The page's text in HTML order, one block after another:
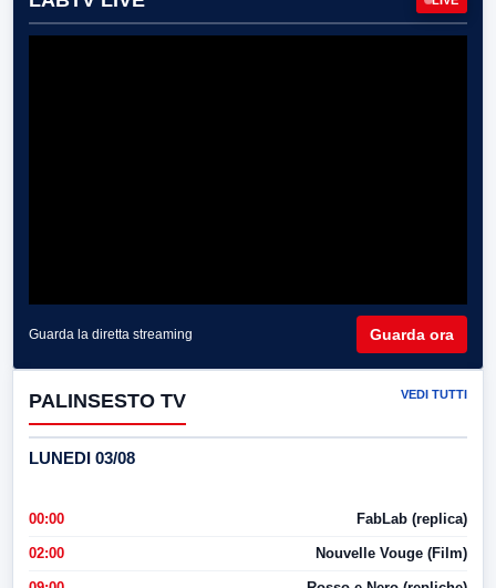
Guarda la diretta streaming Guarda ora
PALINSESTO TV VEDI TUTTI
LUNEDI 03/08
00:00 FabLab (replica)
02:00 Nouvelle Vouge (Film)